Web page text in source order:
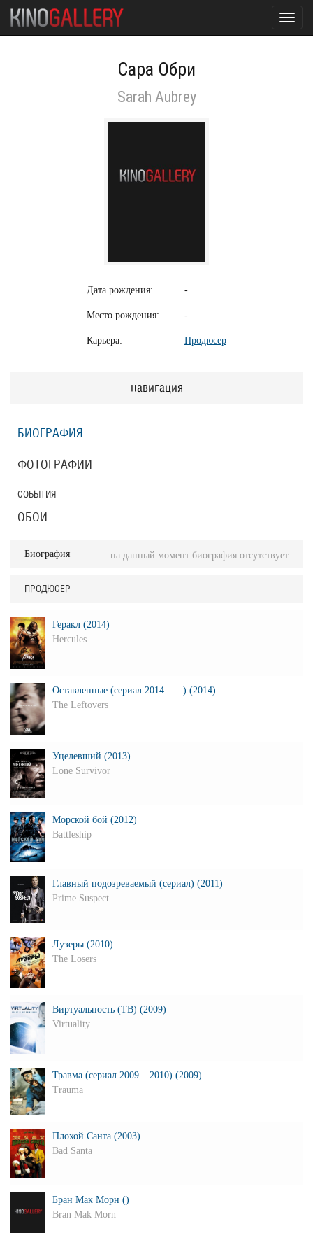
Сара Обри
Sarah Aubrey
Дата рождения: -
Место рождения: -
Карьера: Продюсер
навигация
БИОГРАФИЯ
ФОТОГРАФИИ
СОБЫТИЯ
ОБОИ
Биография на данный момент биография отсутствует
ПРОДЮСЕР
Геракл (2014)
Hercules
Оставленные (сериал 2014 – ...) (2014)
The Leftovers
Уцелевший (2013)
Lone Survivor
Морской бой (2012)
Battleship
Главный подозреваемый (сериал) (2011)
Prime Suspect
Лузеры (2010)
The Losers
Виртуальность (ТВ) (2009)
Virtuality
Травма (сериал 2009 – 2010) (2009)
Trauma
Плохой Санта (2003)
Bad Santa
Бран Мак Морн ()
Bran Mak Morn